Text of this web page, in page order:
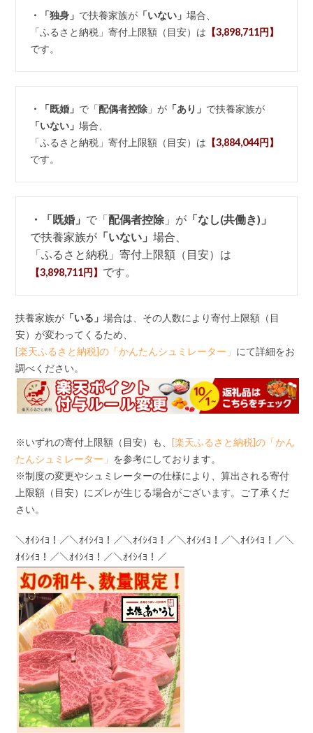
・「独身」 で扶養家族が 「いない」場合、
「ふるさと納税」寄付上限額（目安）は 【3,898,711円】
です。
・「既婚」 で「配偶者控除 」が 「あり」 で扶養家族が
「いない」場合、
「ふるさと納税」寄付上限額（目安）は 【3,884,044円】
です。
・「既婚」 で「配偶者控除 」が 「なし(共働き)」
で扶養家族が 「いない」場合、
「ふるさと納税」寄付上限額（目安）は
【3,898,711円】 です。
扶養家族が 「いる」場合は、その人数により寄付上限額（目
安）が変わってくるため、
[楽天ふるさと納税]の「かんたんシュミレーター」 にて詳細をお
調べください。
※いずれの寄付上限額（目安）も、[楽天ふるさと納税]の「かん
たんシュミレーター」 を参考にしております。
※制度の変更やシュミレーターの仕様により、算出される寄付
上限額（目安）にズレが生じる場合がございます。ご了承くだ
さい。
＼ｵｲｼｲﾖ！／＼ｵｲｼｲﾖ！／＼ｵｲｼｲﾖ！／＼ｵｲｼｲﾖ！／＼ｵｲｼｲﾖ！／＼
ｵｲｼｲﾖ！／＼ｵｲｼｲﾖ！／＼ｵｲｼｲﾖ！／